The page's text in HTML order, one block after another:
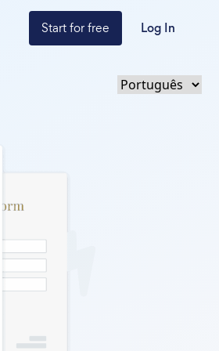
Start for free Log In